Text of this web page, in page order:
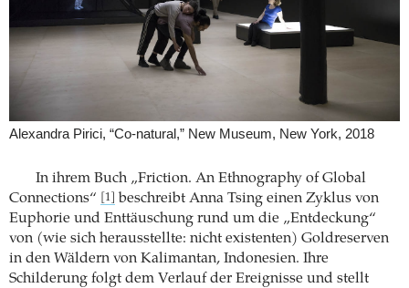
Alexandra Pirici, “Co-natural,” New Museum, New York, 2018
In ihrem Buch „Friction. An Ethnography of Global
Connections“
[1]
beschreibt Anna Tsing einen Zyklus von
Euphorie und Enttäuschung rund um die „Entdeckung“
von (wie sich herausstellte: nicht existenten) Goldreserven
in den Wäldern von Kalimantan, Indonesien. Ihre
Schilderung folgt dem Verlauf der Ereignisse und stellt